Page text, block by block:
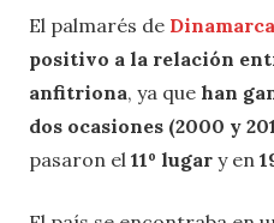
El palmarés de Dinamarca
positivo a la relación
anfitriona, ya que han
dos ocasiones (2000 y
pasaron el 11º lugar y en